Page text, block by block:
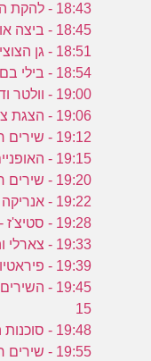
18:43 - להקת הביצים - פרק 29
18:45 - ביצה או דינוזאור - פרק 50
18:51 - גן הצוציקים מארח - פרק 23
18:54 - בילי בם בם - פרק 9
19:00 - וולטר ודוד - פרק 3
19:06 - הצגת צהריים - פרק 26
19:12 - שירים ראשונים - פרק 907
19:15 - האופניים של מיקי - פרק 8
19:20 - שירים ראשונים - פרק 108
19:22 - אנריקה הולך לאכול - פרק 34
19:28 - סטיצ'ז - פרק 2
19:33 - צארלי והצורות - פרק 15
19:39 - פיראטיות - פרק 18
19:45 -
15
19:48 - סוכנות הבילוש של זינה - פרק 9
19:55 - שירים ראשונים - פרק 129